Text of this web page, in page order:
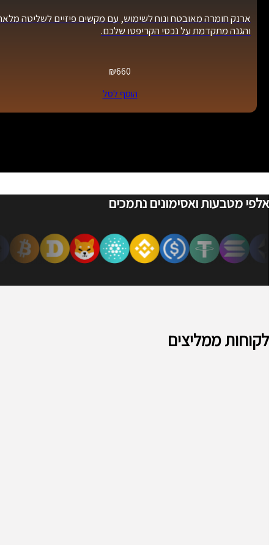
ארנק חומרה מאובטח ונוח לשימוש, עם מקשים פיזיים לשליטה מלאה
והגנה מתקדמת על נכסי הקריפטו שלכם.
₪660
הוסף לסל
אלפי מטבעות ואסימונים נתמכים
לקוחות ממליצים